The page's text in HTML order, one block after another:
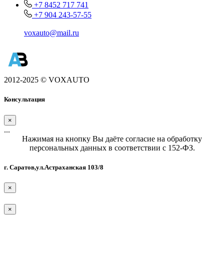
+7 8452 717 741
+7 904 243-57-55
voxauto@mail.ru
2012-2025 © VOXAUTO
Консультация
×
...
Нажимая на кнопку Вы даёте согласие на обработку
персональных данных в соответствии с 152-ФЗ.
г. Саратов,ул.Астраханская 103/8
×
×